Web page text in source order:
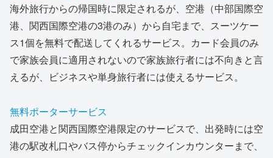
海外旅行からの帰国時に限定されるが、空港（中部国際空
港、関西国際空港の3港のみ）から自宅まで、スーツケー
ス1個を無料で配送してくれるサービス。カード会員のみ
で家族会員に適用されないので家族旅行者には不向きと言
えるが、ビジネスや単身旅行者には使えるサービス。
無料ポーターサービス
成田空港と関西国際空港限定のサービスで、出発時には空
港の駅改札口やバス停からチェックインカウンターまで、